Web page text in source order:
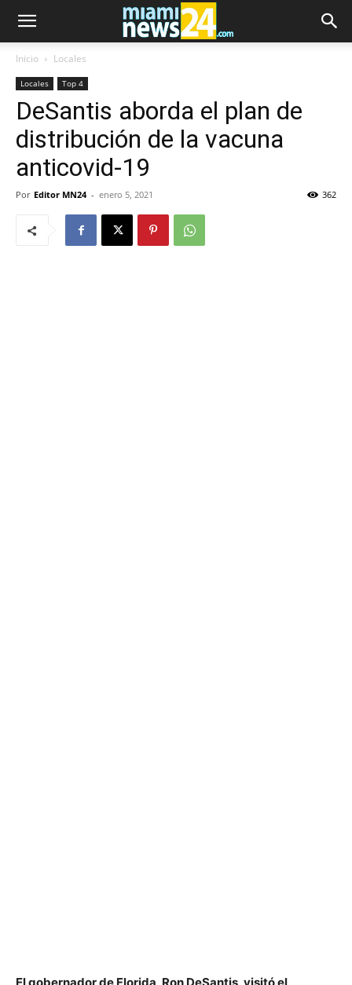
Inicio Locales
Locales Top 4
DeSantis aborda el plan de
distribución de la vacuna
anticovid-19
Por Editor MN24 - enero 5, 2021 362